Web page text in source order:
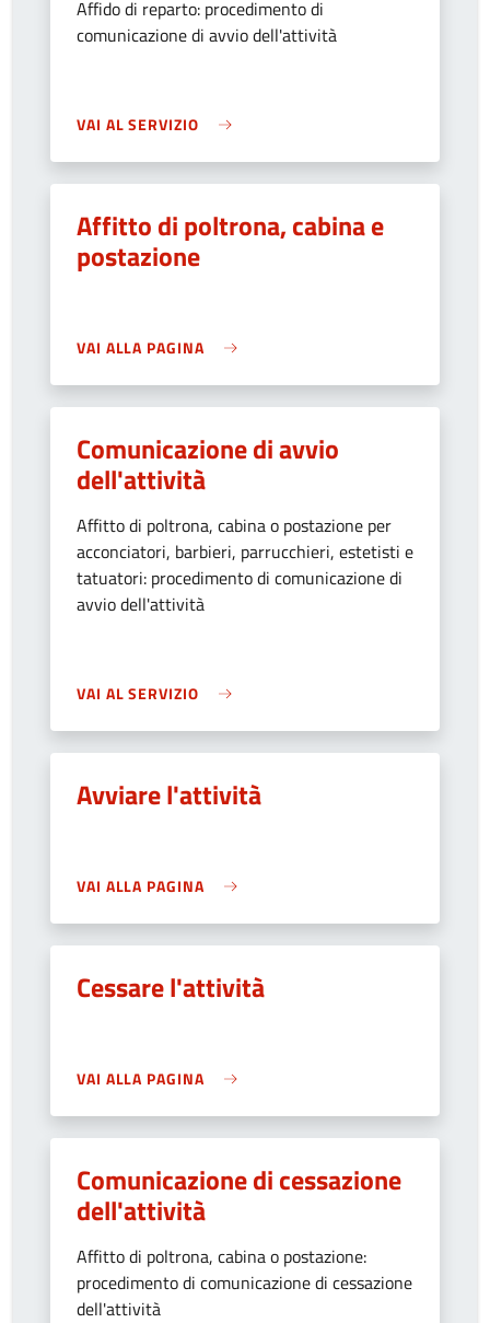
Affido di reparto: procedimento di
comunicazione di avvio dell'attività
VAI AL SERVIZIO
Affitto di poltrona, cabina e
postazione
VAI ALLA PAGINA
Comunicazione di avvio
dell'attività
Affitto di poltrona, cabina o postazione per
acconciatori, barbieri, parrucchieri, estetisti e
tatuatori: procedimento di comunicazione di
avvio dell'attività
VAI AL SERVIZIO
Avviare l'attività
VAI ALLA PAGINA
Cessare l'attività
VAI ALLA PAGINA
Comunicazione di cessazione
dell'attività
Affitto di poltrona, cabina o postazione:
procedimento di comunicazione di cessazione
dell'attività